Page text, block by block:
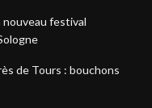
festival
de Tours : bouchons